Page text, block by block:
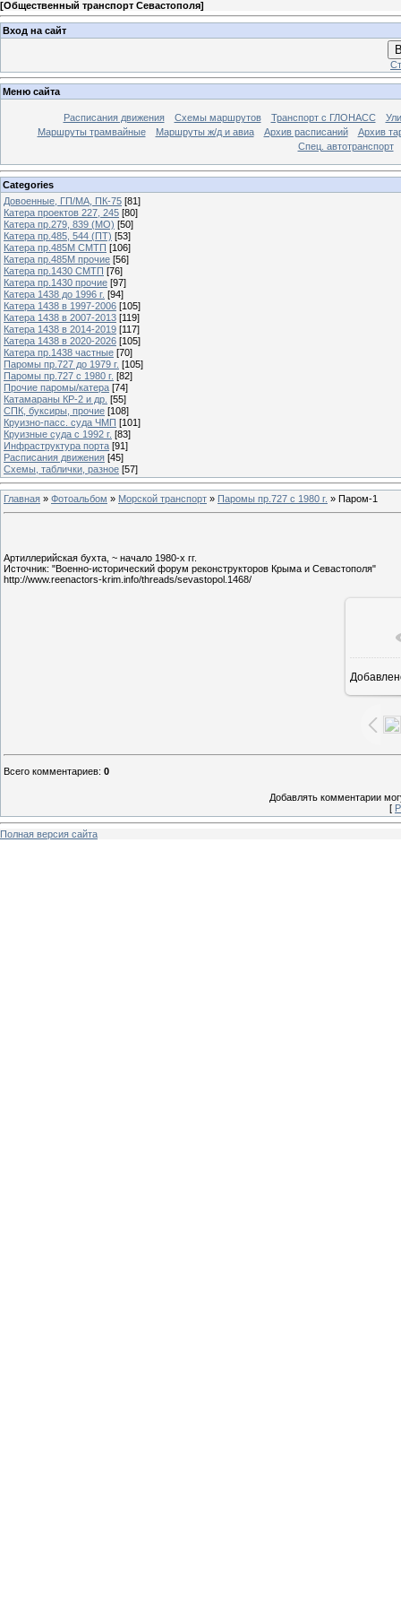
[Общественный транспорт Севастополя]
Вход на сайт
Меню сайта
Расписания движения Схемы маршрутов Транспорт с ГЛОНАСС
Маршруты трамвайные
Маршруты ж/д и авиа Архив расписаний
Архив
Спец. автотранспорт
Categories
Довоенные, ГП/МА, ПК-75 [81]
Катера проектов 227, 245 [80]
Катера пр.279, 839 (МО) [50]
Катера пр.485, 544 (ПТ) [53]
Катера пр.485М СМТП [106]
Катера пр.485М прочие [56]
Катера пр.1430 СМТП [76]
Катера пр.1430 прочие [97]
Катера 1438 до 1996 г. [94]
Катера 1438 в 1997-2006 [105]
Катера 1438 в 2007-2013 [119]
Катера 1438 в 2014-2019 [117]
Катера 1438 в 2020-2026 [105]
Катера пр.1438 частные [70]
Паромы пр.727 до 1979 г. [105]
Паромы пр.727 с 1980 г. [82]
Прочие паромы/катера [74]
Катамараны КР-2 и др. [55]
СПК, буксиры, прочие [108]
Круизно-пасс. суда ЧМП [101]
Круизные суда с 1992 г. [83]
Инфраструктура порта [91]
Расписания движения [45]
Схемы, таблички, разное [57]
Главная » Фотоальбом » Морской транспорт » Паромы пр.727 с 1980 г. » Паром-1
Артиллерийская бухта, ~ начало 1980-х гг.
Источник: "Военно-исторический форум реконструкторов Крыма и Севастополя"
http://www.reenactors-krim.info/threads/sevastopol.1468/
Всего комментариев: 0
Добавлять комментарии
[
Полная версия сайта